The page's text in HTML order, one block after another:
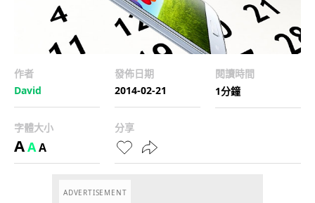
作者
David
發佈日期
2014-02-21
閱讀時間
1分鐘
字體大小
AAA
分享
ADVERTISEMENT